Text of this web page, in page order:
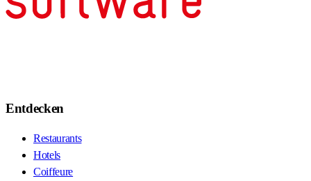
Entdecken
Restaurants
Hotels
Coiffeure